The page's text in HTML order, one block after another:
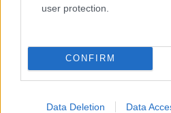
user protection.
CONFIRM
Data Deletion Data